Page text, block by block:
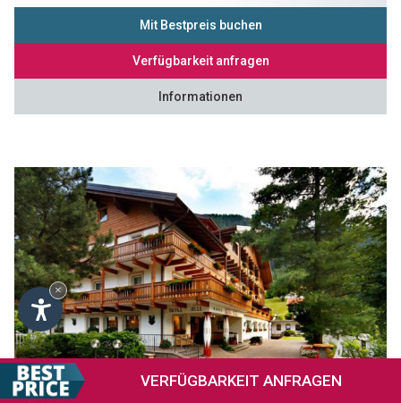
VERFÜGBARKEIT ANFRAGEN
Mit Bestpreis buchen
Verfügbarkeit anfragen
Informationen
×